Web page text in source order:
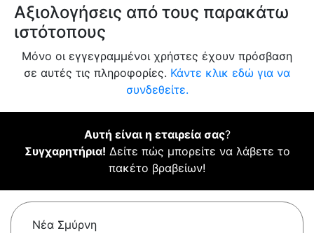
Αξιολογήσεις από τους παρακάτω
ιστότοπους
Μόνο οι εγγεγραμμένοι χρήστες έχουν πρόσβαση
σε αυτές τις πληροφορίες. Κάντε κλικ εδώ για να
συνδεθείτε.
Αυτή είναι η εταιρεία σας?
Συγχαρητήρια! Δείτε πώς μπορείτε να λάβετε το
πακέτο βραβείων!
Νέα Σμύρνη